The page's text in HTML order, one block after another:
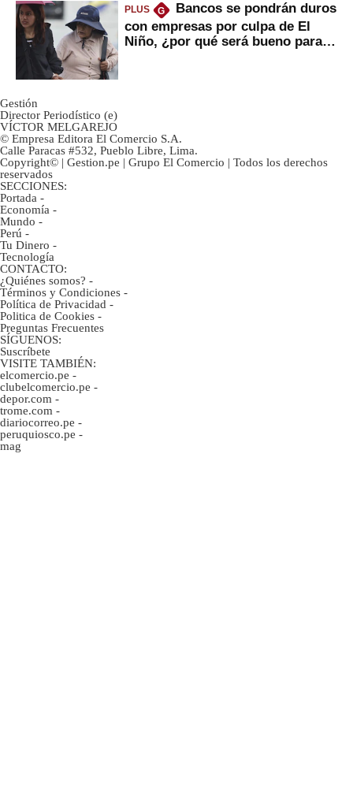
PLUS G
Bancos se pondrán duros
con empresas por culpa de El
Niño, ¿por qué será bueno para
Gestión
Director Periodístico (e)
VÍCTOR MELGAREJO
© Empresa Editora El Comercio S.A.
Calle Paracas #532, Pueblo Libre, Lima.
Copyright© | Gestion.pe | Grupo El Comercio | Todos los derechos
reservados
SECCIONES:
Portada -
Economía -
Mundo -
Perú -
Tu Dinero -
Tecnología
CONTACTO:
¿Quiénes somos? -
Términos y Condiciones -
Política de Privacidad -
Politica de Cookies -
Preguntas Frecuentes
SÍGUENOS:
Suscríbete
VISITE TAMBIÉN:
elcomercio.pe -
clubelcomercio.pe -
depor.com -
trome.com -
diariocorreo.pe -
peruquiosco.pe -
mag